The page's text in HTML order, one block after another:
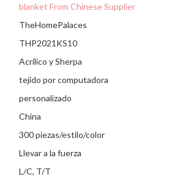
blanket From Chinese Supplier
TheHomePalaces
THP2021KS10
Acrílico y Sherpa
tejido por computadora
personalizado
China
300 piezas/estilo/color
Llevar a la fuerza
L/C, T/T